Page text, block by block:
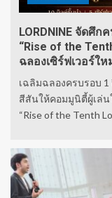
LORDNINE จัดศึ
“Rise of the
ฉลองเซิร์ฟเวอร์ให
เฉลิมฉลองครบรอบ 1
สีสันให้คอมมูนิตี้ผู้เล่น
“Rise of the Tenth